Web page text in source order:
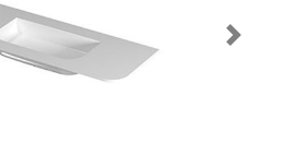
Next